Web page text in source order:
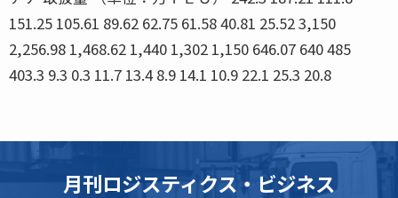
151.25 105.61 89.62 62.75 61.58 40.81 25.52 3,150
2,256.98 1,468.62 1,440 1,302 1,150 646.07 640 485
403.3 9.3 0.3 11.7 13.4 8.9 14.1 10.9 22.1 25.3 20.8
月刊ロジスティクス・ビジネス